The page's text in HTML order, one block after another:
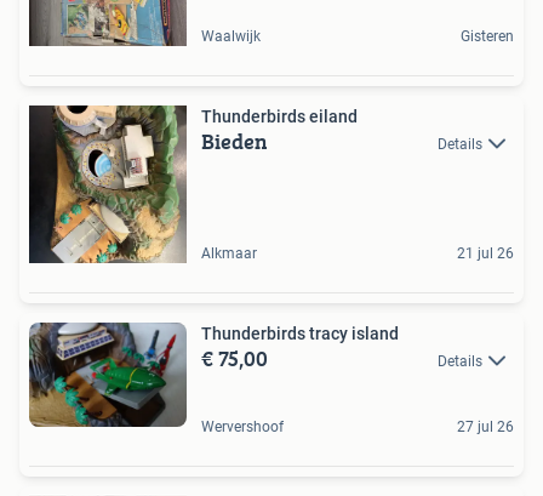
Waalwijk Gisteren
Thunderbirds eiland
Bieden Details
Alkmaar 21 jul 26
Thunderbirds tracy island
€ 75,00 Details
Wervershoof 27 jul 26